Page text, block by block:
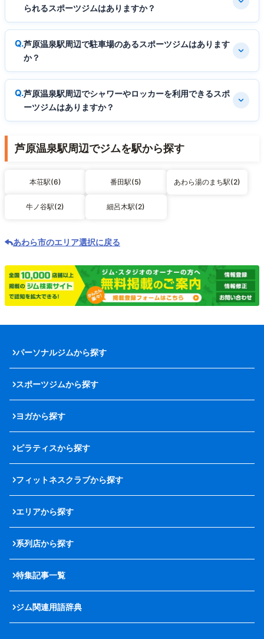
られるスポーツジムはありますか？
芦原温泉駅周辺で駐車場のあるスポーツジムはあります
か？
芦原温泉駅周辺でシャワーやロッカーを利用できるスポ
ーツジムはありますか？
芦原温泉駅周辺でジムを駅から探す
本荘駅(6) 番田駅(5) あわら湯のまち駅(2)
牛ノ谷駅(2) 細呂木駅(2)
あわら市のエリア選択に戻る
パーソナルジムから探す
スポーツジムから探す
ヨガから探す
ピラティスから探す
フィットネスクラブから探す
エリアから探す
系列店から探す
特集記事一覧
ジム関連用語辞典